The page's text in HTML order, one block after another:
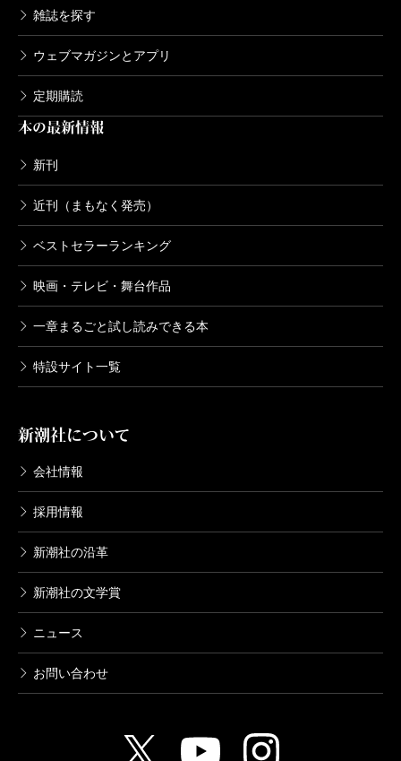
本は生きて行けるのか。中国の膨張意欲に対応できる
のか。日本の防衛とは何か。そんな疑問といらだち
を、杉山隆男は小説『デルタ』として表現した。これ
は、杉山隆男のいわば「憂国」の書である。
波 2018年11月号より
雑誌を探す
ウェブマガジンとアプリ
定期購読
本の最新情報
新刊
近刊（まもなく発売）
ベストセラーランキング
映画・テレビ・舞台作品
一章まるごと試し読みできる本
特設サイト一覧
新潮社について
会社情報
採用情報
新潮社の沿革
新潮社の文学賞
ニュース
お問い合わせ